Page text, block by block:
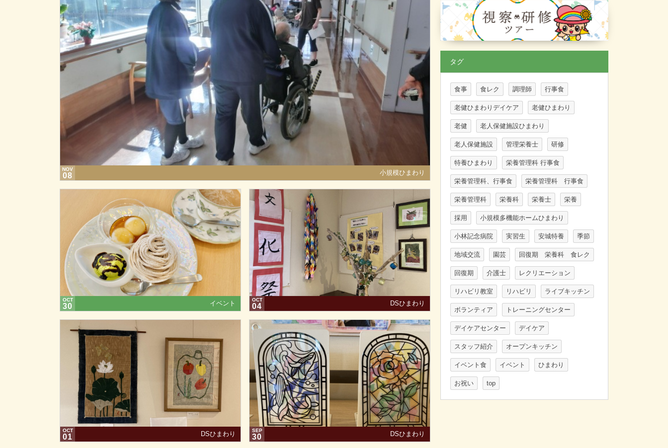
NOV
08 小規模ひまわり
OCT
30 イベント OCT
04 DSひまわり
OCT
01 DSひまわり SEP
30 DSひまわり
タグ
食事 食レク 調理師 行事食
老健ひまわりデイケア 老健ひまわり
老健 老人保健施設ひまわり
老人保健施設 管理栄養士 研修
特養ひまわり 栄養管理科 行事食
栄養管理科、行事食 栄養管理科 行事食
栄養管理科 栄養科 栄養士 栄養
採用 小規模多機能ホームひまわり
小林記念病院 実習生 安城特養 季節
地域交流 園芸 回復期 栄養科 食レク
回復期 介護士 レクリエーション
リハビリ教室 リハビリ ライブキッチン
ボランティア トレーニングセンター
デイケアセンター デイケア
スタッフ紹介 オープンキッチン
イベント食 イベント ひまわり
お祝い top